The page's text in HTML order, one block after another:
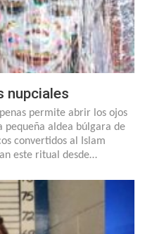
nupciales
permite abrir los ojos
pequeña aldea búlgara de
convertidos al Islam
este ritual desde…